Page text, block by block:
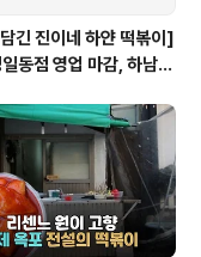
긴 진이네 하얀 떡볶이]
동점 영업 마감, 하남